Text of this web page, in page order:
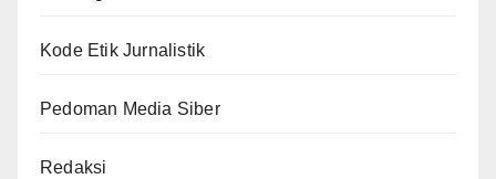
Kode Etik Jurnalistik
Pedoman Media Siber
Redaksi